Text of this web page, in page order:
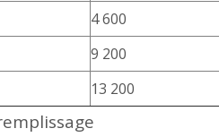
4 600
9 200
13 200